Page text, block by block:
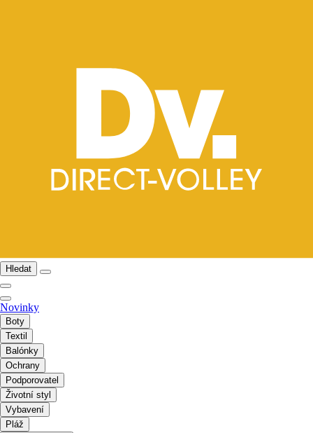
Hledat
Novinky
Boty
Textil
Balónky
Ochrany
Podporovatel
Životní styl
Vybavení
Pláž